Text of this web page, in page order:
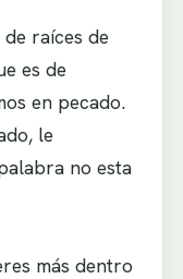
raíces de
es de
en pecado.
le
no esta
más dentro